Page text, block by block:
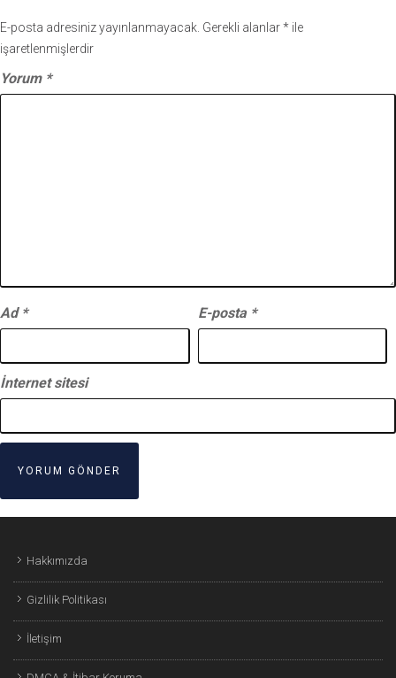
E-posta adresiniz yayınlanmayacak. Gerekli alanlar* ile
işaretlenmişlerdir
Yorum *
Ad * E-posta *
İnternet sitesi
Hakkımızda
Gizlilik Politikası
İletişim